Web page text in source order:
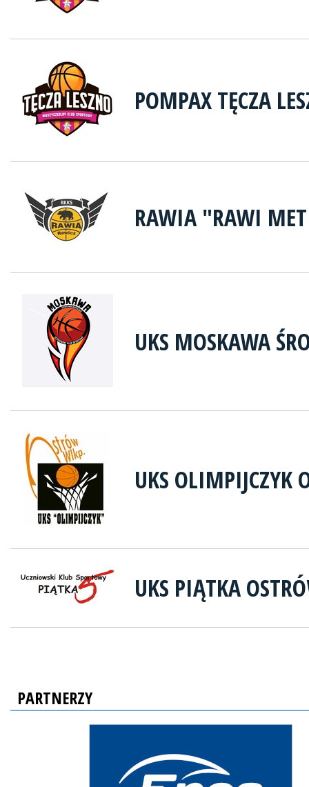
POMPAX TĘCZA
RAWIA "RAWI
UKS MOSKAWA
UKS OLIMPIJCZYK
UKS PIĄTKA
PARTNERZY